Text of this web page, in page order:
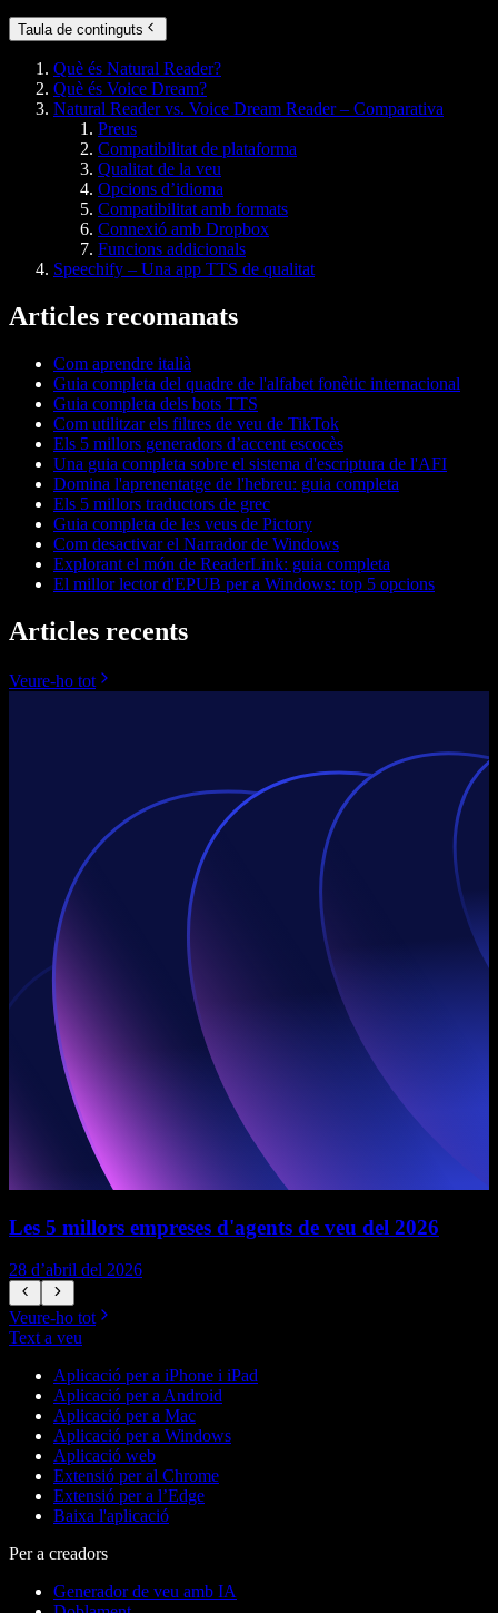
Taula de continguts
Què és Natural Reader?
Què és Voice Dream?
Natural Reader vs. Voice Dream Reader – Comparativa
Preus
Compatibilitat de plataforma
Qualitat de la veu
Opcions d’idioma
Compatibilitat amb formats
Connexió amb Dropbox
Funcions addicionals
Speechify – Una app TTS de qualitat
Articles recomanats
Com aprendre italià
Guia completa del quadre de l'alfabet fonètic internacional
Guia completa dels bots TTS
Com utilitzar els filtres de veu de TikTok
Els 5 millors generadors d’accent escocès
Una guia completa sobre el sistema d'escriptura de l'AFI
Domina l'aprenentatge de l'hebreu: guia completa
Els 5 millors traductors de grec
Guia completa de les veus de Pictory
Com desactivar el Narrador de Windows
Explorant el món de ReaderLink: guia completa
El millor lector d'EPUB per a Windows: top 5 opcions
Articles recents
Veure-ho tot
Les 5 millors empreses d'agents de veu del 2026
28 d’abril del 2026
Veure-ho tot
Text a veu
Aplicació per a iPhone i iPad
Aplicació per a Android
Aplicació per a Mac
Aplicació per a Windows
Aplicació web
Extensió per al Chrome
Extensió per a l’Edge
Baixa l'aplicació
Per a creadors
Generador de veu amb IA